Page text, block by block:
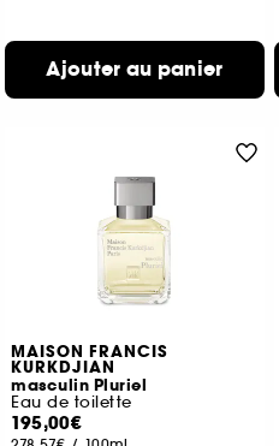
Ajouter au panier
MAISON FRANCIS
KURKDJIAN
masculin Pluriel
Eau de toilette
195,00€